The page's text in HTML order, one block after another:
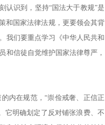
认识到，坚持“国法大于教规”是
和国家法律法规，更要领会其背
我们要重点学习《中华人民共和
和信徒自觉维护国家法律尊严，
内在规范，“崇俭戒奢、正信正
它明确划定了反对铺张浪费、不